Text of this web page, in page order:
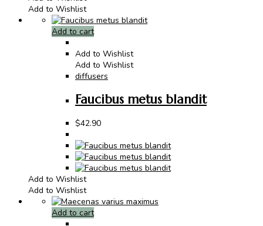
Add to Wishlist
Add to cart
Add to Wishlist
Add to Wishlist
diffusers
Faucibus metus blandit
$42.90
Add to Wishlist
Add to Wishlist
Add to cart